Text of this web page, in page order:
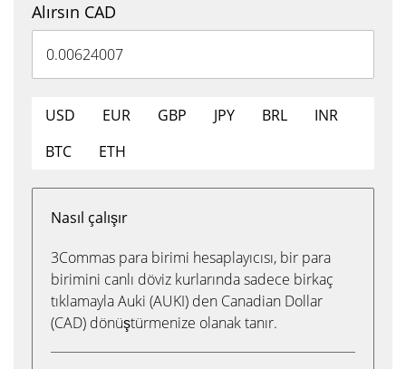
Alırsın CAD
USD EUR GBP JPY BRL
INR
BTC
ETH
Nasıl çalışır
3Commas para birimi hesaplayıcısı, bir para
birimini canlı döviz kurlarında sadece birkaç
tıklamayla Auki (AUKI) den Canadian Dollar
(CAD) dönüştürmenize olanak tanır.